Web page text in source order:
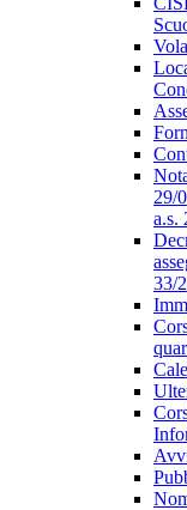
29/
a.s.
33/